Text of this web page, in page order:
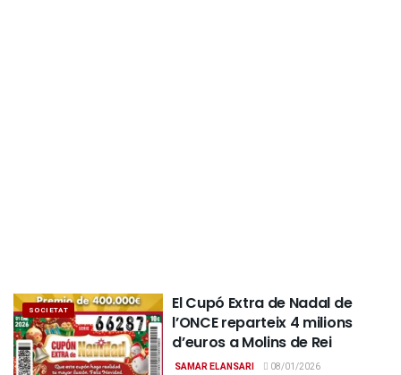
SOCIETAT
El Cupó Extra de Nadal de
l’ONCE reparteix 4 milions
d’euros a Molins de Rei
SAMAR ELANSARI 08/01/2026